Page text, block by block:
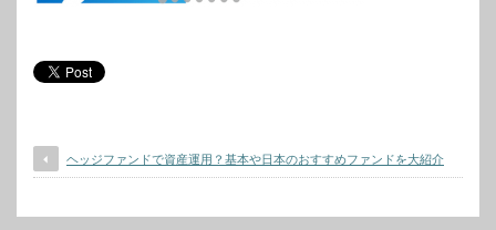
ヘッジファンドで資産運用？基本や日本のおすすめファンドを大紹介